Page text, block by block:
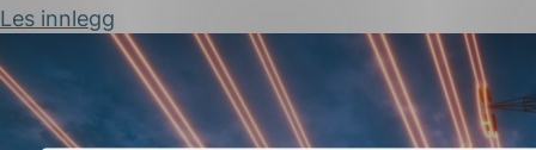
Les innlegg